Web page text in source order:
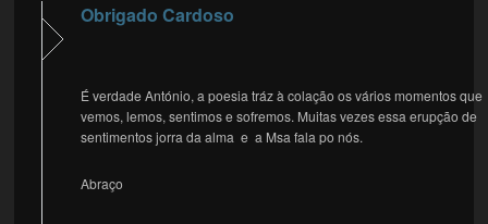
Obrigado Cardoso
É verdade António, a poesia tráz à colação os vários momentos que
vemos, lemos, sentimos e sofremos. Muitas vezes essa erupção de
sentimentos jorra da alma e a Msa fala po nós.
Abraço